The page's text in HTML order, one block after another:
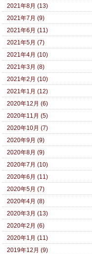
2021年8月 (13)
2021年7月 (9)
2021年6月 (11)
2021年5月 (7)
2021年4月 (10)
2021年3月 (8)
2021年2月 (10)
2021年1月 (12)
2020年12月 (6)
2020年11月 (5)
2020年10月 (7)
2020年9月 (9)
2020年8月 (9)
2020年7月 (10)
2020年6月 (11)
2020年5月 (7)
2020年4月 (8)
2020年3月 (13)
2020年2月 (6)
2020年1月 (11)
2019年12月 (9)